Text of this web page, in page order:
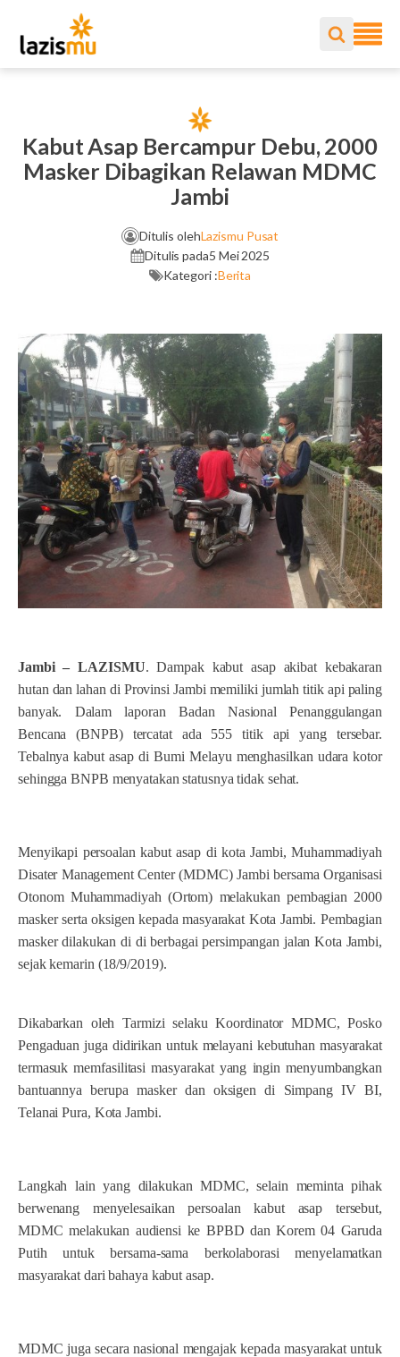
Kabut Asap Bercampur Debu, 2000
Masker Dibagikan Relawan MDMC
Jambi
Ditulis olehLazismu Pusat
Ditulis pada5 Mei 2025
Kategori :Berita
Jambi – LAZISMU. Dampak kabut asap akibat kebakaran
hutan dan lahan di Provinsi Jambi memiliki jumlah titik api paling
banyak. Dalam laporan Badan Nasional Penanggulangan
Bencana (BNPB) tercatat ada 555 titik api yang tersebar.
Tebalnya kabut asap di Bumi Melayu menghasilkan udara kotor
sehingga BNPB menyatakan statusnya tidak sehat.
Menyikapi persoalan kabut asap di kota Jambi, Muhammadiyah
Disater Management Center (MDMC) Jambi bersama Organisasi
Otonom Muhammadiyah (Ortom) melakukan pembagian 2000
masker serta oksigen kepada masyarakat Kota Jambi. Pembagian
masker dilakukan di di berbagai persimpangan jalan Kota Jambi,
sejak kemarin (18/9/2019).
Dikabarkan oleh Tarmizi selaku Koordinator MDMC, Posko
Pengaduan juga didirikan untuk melayani kebutuhan masyarakat
termasuk memfasilitasi masyarakat yang ingin menyumbangkan
bantuannya berupa masker dan oksigen di Simpang IV BI,
Telanai Pura, Kota Jambi.
Langkah lain yang dilakukan MDMC, selain meminta pihak
berwenang menyelesaikan persoalan kabut asap tersebut,
MDMC melakukan audiensi ke BPBD dan Korem 04 Garuda
Putih untuk bersama-sama berkolaborasi menyelamatkan
masyarakat dari bahaya kabut asap.
MDMC juga secara nasional mengajak kepada masyarakat untuk